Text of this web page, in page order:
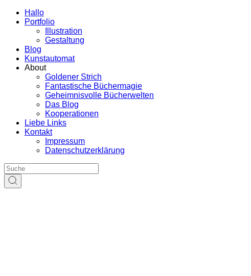
Hallo
Portfolio
Illustration
Gestaltung
Blog
Kunstautomat
About
Goldener Strich
Fantastische Büchermagie
Geheimnisvolle Bücherwelten
Das Blog
Kooperationen
Liebe Links
Kontakt
Impressum
Datenschutzerklärung